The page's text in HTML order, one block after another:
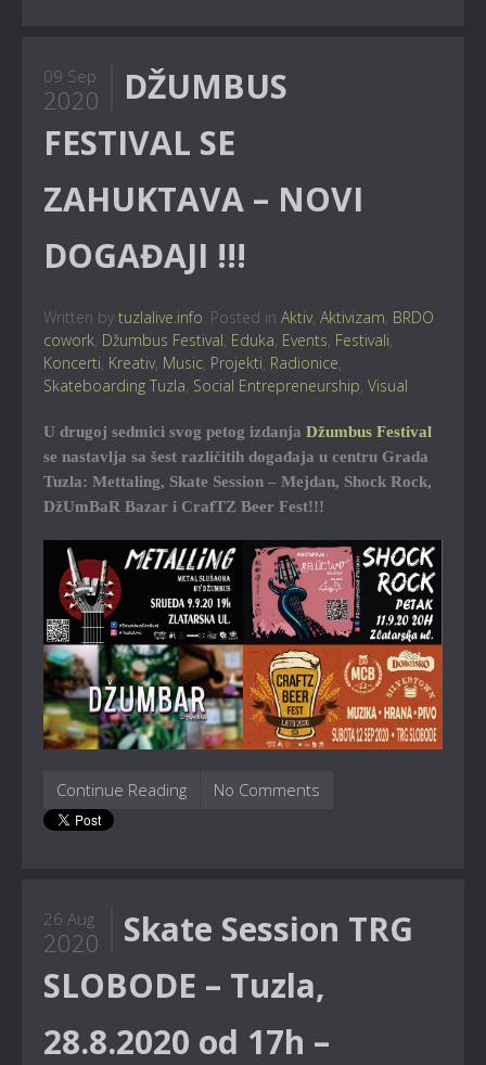
09 Sep
2020
DŽUMBUS
FESTIVAL SE
ZAHUKTAVA – NOVI
DOGAĐAJI !!!
Written by tuzlalive.info. Posted in Aktiv, Aktivizam, BRDO
cowork, Džumbus Festival, Eduka, Events, Festivali,
Koncerti, Kreativ, Music, Projekti, Radionice,
Skateboarding Tuzla, Social Entrepreneurship, Visual
U drugoj sedmici svog petog izdanja Džumbus Festival
se nastavlja sa šest različitih događaja u centru Grada
Tuzla: Mettaling, Skate Session – Mejdan, Shock Rock,
DžUmBaR Bazar i CrafTZ Beer Fest!!!
Continue Reading No Comments
26 Aug
2020
Skate Session TRG
SLOBODE – Tuzla,
28.8.2020 od 17h –